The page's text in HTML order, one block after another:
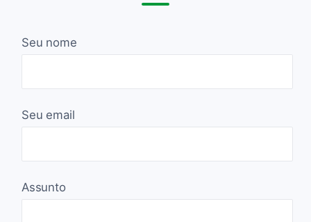
Seu nome
Seu email
Assunto